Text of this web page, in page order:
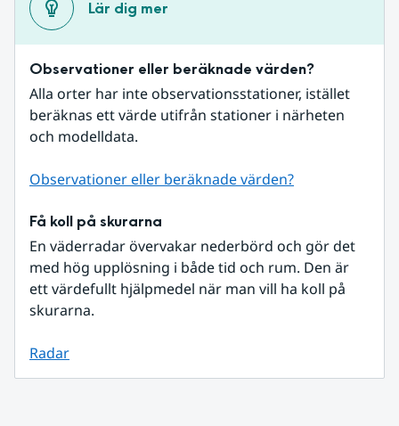
Lär dig mer
Observationer eller beräknade värden?
Alla orter har inte observationsstationer, istället
beräknas ett värde utifrån stationer i närheten
och modelldata.
Observationer eller beräknade värden?
Få koll på skurarna
En väderradar övervakar nederbörd och gör det
med hög upplösning i både tid och rum. Den är
ett värdefullt hjälpmedel när man vill ha koll på
skurarna.
Radar